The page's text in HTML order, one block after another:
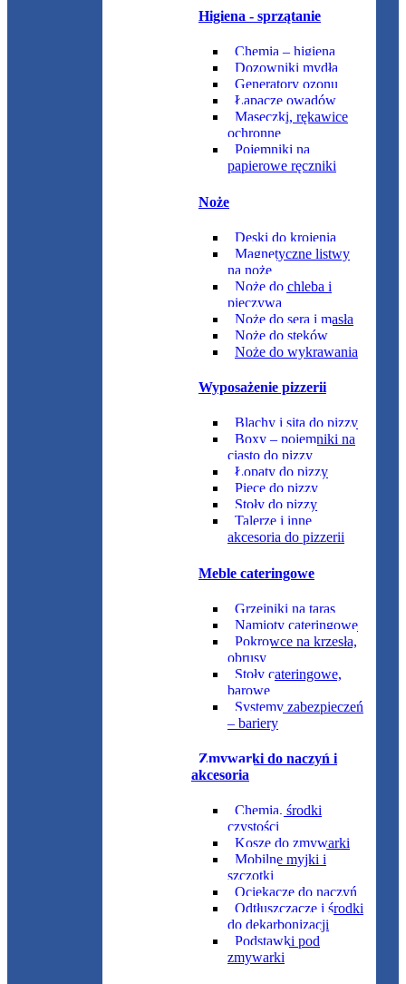
Higiena - sprzątanie
Chemia – higiena
Dozowniki mydła
Generatory ozonu
Łapacze owadów
Maseczki, rękawice
ochronne
Pojemniki na
papierowe ręczniki
Noże
Deski do krojenia
Magnetyczne listwy
na noże
Noże do chleba i
pieczywa
Noże do sera i masła
Noże do steków
Noże do wykrawania
Wyposażenie pizzerii
Blachy i sita do pizzy
Boxy – pojemniki na
ciasto do pizzy
Łopaty do pizzy
Piece do pizzy
Stoły do pizzy
Talerze i inne
akcesoria do pizzerii
Meble cateringowe
Grzejniki na taras
Namioty cateringowe
Pokrowce na krzesła,
obrusy
Stoły cateringowe,
barowe
Systemy zabezpieczeń
– bariery
Zmywarki do naczyń i
akcesoria
Chemia, środki
czystości
Kosze do zmywarki
Mobilne myjki i
szczotki
Ociekacze do naczyń
Odtłuszczacze i środki
do dekarbonizacji
Podstawki pod
zmywarki